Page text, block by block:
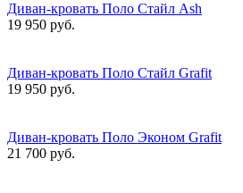
Диван-кровать Поло Стайл Ash
19 950 руб.
Диван-кровать Поло Стайл Grafit
19 950 руб.
Диван-кровать Поло Эконом Grafit
21 700 руб.